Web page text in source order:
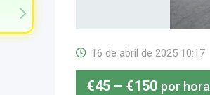
16 de abril de 2025 10:17
€45 – €150 por hora